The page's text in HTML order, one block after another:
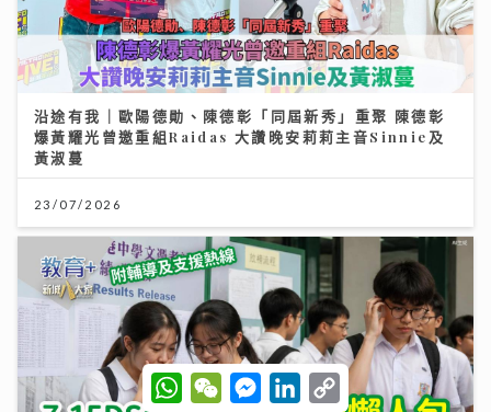
沿途有我｜歐陽德勛、陳德彰「同屆新秀」重聚 陳德彰
爆黃耀光曾邀重組Raidas 大讚晚安莉莉主音Sinnie及
黃淑蔓
23/07/2026
W
h
W
e
M
e
L
C
o